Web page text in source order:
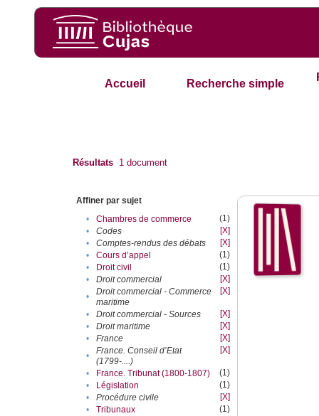
Accueil Recherche simple
Résultats 1 document
Affiner par sujet
•
Chambres de commerce
(1)
•
Codes
[X]
•
Comptes-rendus des débats
[X]
•
Cours d’appel
(1)
•
Droit civil
(1)
•
Droit commercial
[X]
•
Droit commercial - Commerce
maritime
[X]
• Droit commercial - Sources
[X]
•
Droit maritime
[X]
•
France
[X]
•
France. Conseil d’Etat
(1799-....)
[X]
• France. Tribunat (1800-1807)
(1)
•
Législation
(1)
•
Procédure civile
[X]
•
Tribunaux
(1)